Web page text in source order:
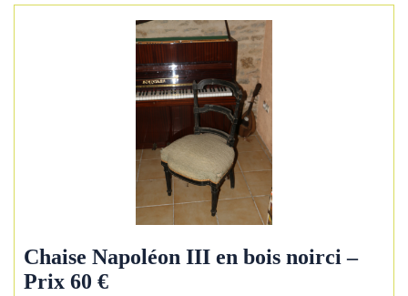
Chaise Napoléon III en bois noirci –
Prix 60 €